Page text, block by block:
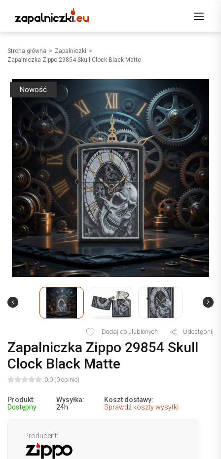
Strona główna
Zapalniczki
Zapalniczka Zippo 29854 Skull Clock Black Matte
Nowość
Dodaj do ulubionych Udostępnij
Zapalniczka Zippo 29854 Skull
Clock Black Matte
0.0 (0 opinie)
Produkt:
Dostępny
Wysyłka:
24h
Koszt dostawy:
Sprawdź koszty wysyłki
Producent: